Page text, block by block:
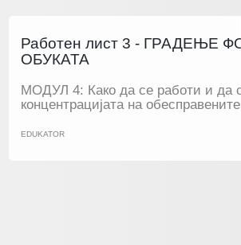
Работен лист 3 - ГРАДЕЊЕ
ОБУКАТА
МОДУЛ 4: Како да се работи и да
концентрацијата на
EDUKATOR